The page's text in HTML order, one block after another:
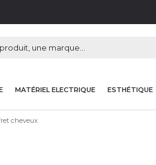
MATÉRIEL ELECTRIQUE ESTHÉTIQUE
cheveux